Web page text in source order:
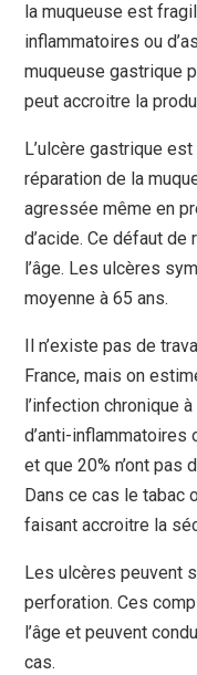
la muqueuse est
inflammatoires ou
muqueuse gastrique
peut accroitre la
L’ulcère gastrique
réparation de la
agressée même en
d’acide. Ce défaut
l’âge. Les ulcères
moyenne à 65 ans.
Il n’existe pas de
France, mais on
l’infection chronique
d’anti-inflammatoires
et que 20% n’ont
Dans ce cas le tabac
faisant accroitre la
Les ulcères peuvent
perforation. Ces
l’âge et peuvent
cas.